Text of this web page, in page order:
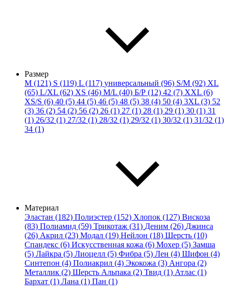
Размер
M (121) S (119) L (117) универсальный (96) S/M (92) XL
(65) L/XL (62) XS (46) M/L (40) Б/Р (12) 42 (7) XXL (6)
XS/S (6) 40 (5) 44 (5) 46 (5) 48 (5) 38 (4) 50 (4) 3XL (3) 52
(3) 36 (2) 54 (2) 56 (2) 26 (1) 27 (1) 28 (1) 29 (1) 30 (1) 31
(1) 26/32 (1) 27/32 (1) 28/32 (1) 29/32 (1) 30/32 (1) 31/32 (1)
34 (1)
Материал
Эластан (182) Полиэстер (152) Хлопок (127) Вискоза
(83) Полиамид (59) Трикотаж (31) Деним (26) Джинса
(26) Акрил (23) Модал (19) Нейлон (18) Шерсть (10)
Спандекс (6) Искусственная кожа (6) Мохер (5) Замша
(5) Лайкра (5) Лиоцелл (5) Фибра (5) Лен (4) Шифон (4)
Синтепон (4) Полиакрил (4) Экокожа (3) Ангора (2)
Металлик (2) Шерсть Альпака (2) Твид (1) Атлас (1)
Бархат (1) Лана (1) Пан (1)